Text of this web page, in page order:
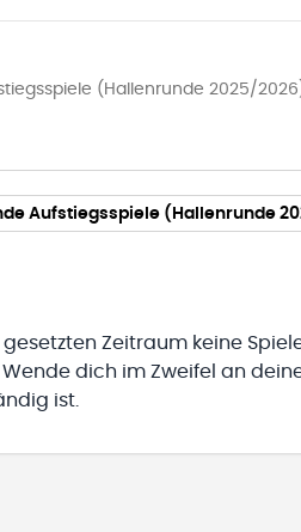
(Hallenrunde 2025/
Aufstiegsspiele (Hallenrunde
Zeitraum keine
dich im Zweifel an
ist.